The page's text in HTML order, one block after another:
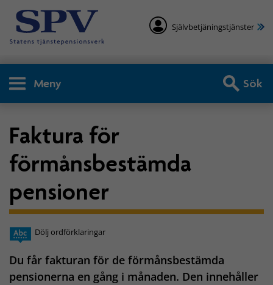
Självbetjäningstjänster
Meny Sök
Faktura för
förmånsbestämda
pensioner
Dölj ordförklaringar
Du får fakturan för de förmånsbestämda
pensionerna en gång i månaden. Den innehåller